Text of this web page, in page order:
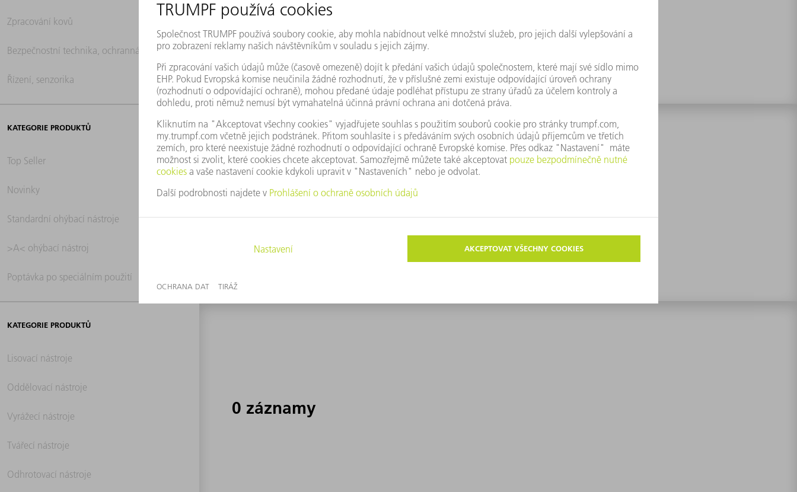
Zpracování kovů
Bezpečnostní technika, ochranná technika
Řízení, senzorika
KATEGORIE PRODUKTŮ
Top Seller
Novinky
Standardní ohýbací nástroje
>A< ohýbací nástroj
Poptávka po speciálním použití
KATEGORIE PRODUKTŮ
Lisovací nástroje
Oddělovací nástroje
Vyrážecí nástroje
Tvářecí nástroje
Odhrotovací nástroje
0 záznamy